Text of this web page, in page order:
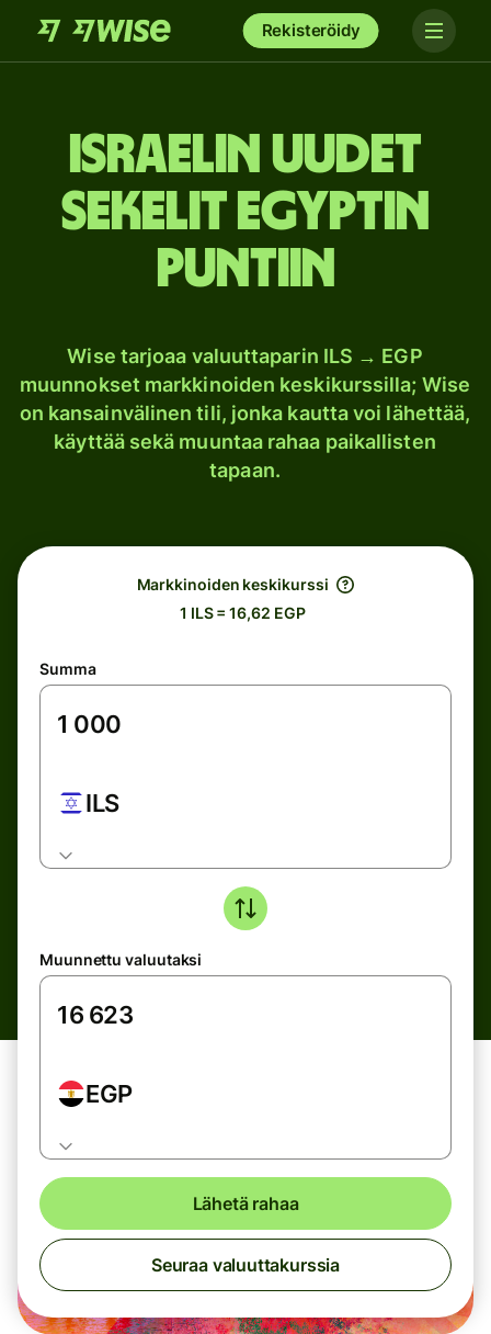
Rekisteröidy
Israelin uudet
sekelit Egyptin
puntiin
Wise tarjoaa valuuttaparin ILS → EGP
muunnokset markkinoiden keskikurssilla; Wise
on kansainvälinen tili, jonka kautta voi lähettää,
käyttää sekä muuntaa rahaa paikallisten
tapaan.
Markkinoiden keskikurssi
1 ILS = 16,62 EGP
Summa
ILS
Muunnettu valuutaksi
EGP
Lähetä rahaa
Seuraa valuuttakurssia